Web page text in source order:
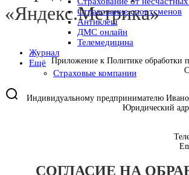
Страхование спортсменов
Антиклещ
ДМС онлайн
Телемедицина
Журнал
Ещё
Страховые компании
«Яндекс.Метрика»
Приложение к Политике обработки
Индивидуальному предпринимателю
Юридический
СОГЛАСИЕ НА